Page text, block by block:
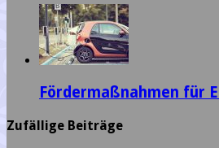
Fördermaßnahmen für
Zufällige Beiträge